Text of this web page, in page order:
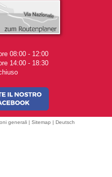
08:00 - 12:00
14:00 - 18:30
generali | Sitemap | Deutsch